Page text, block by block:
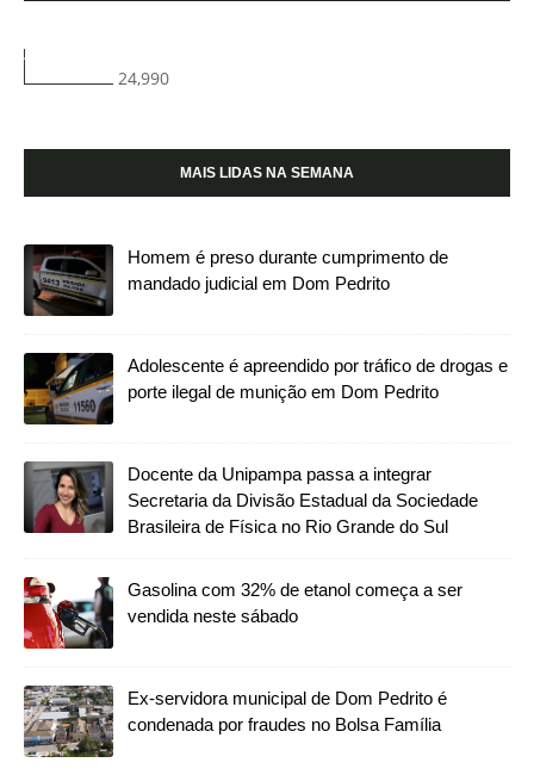
24,990
MAIS LIDAS NA SEMANA
Homem é preso durante cumprimento de
mandado judicial em Dom Pedrito
Adolescente é apreendido por tráfico de drogas e
porte ilegal de munição em Dom Pedrito
Docente da Unipampa passa a integrar
Secretaria da Divisão Estadual da Sociedade
Brasileira de Física no Rio Grande do Sul
Gasolina com 32% de etanol começa a ser
vendida neste sábado
Ex-servidora municipal de Dom Pedrito é
condenada por fraudes no Bolsa Família